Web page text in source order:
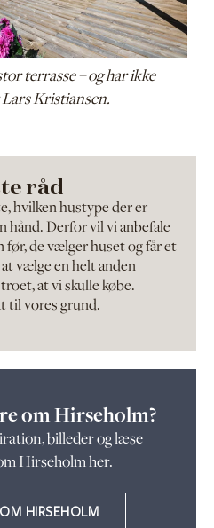
terrasse – og har ikke
Kristiansen.
råd
hvilken hustype der er
hånd. Derfor vil vi anbefale
før, de vælger huset og får et
vælge en helt anden
at vi skulle købe.
til vores grund.
om Hirseholm?
billeder og læse
Hirseholm her.
HIRSEHOLM